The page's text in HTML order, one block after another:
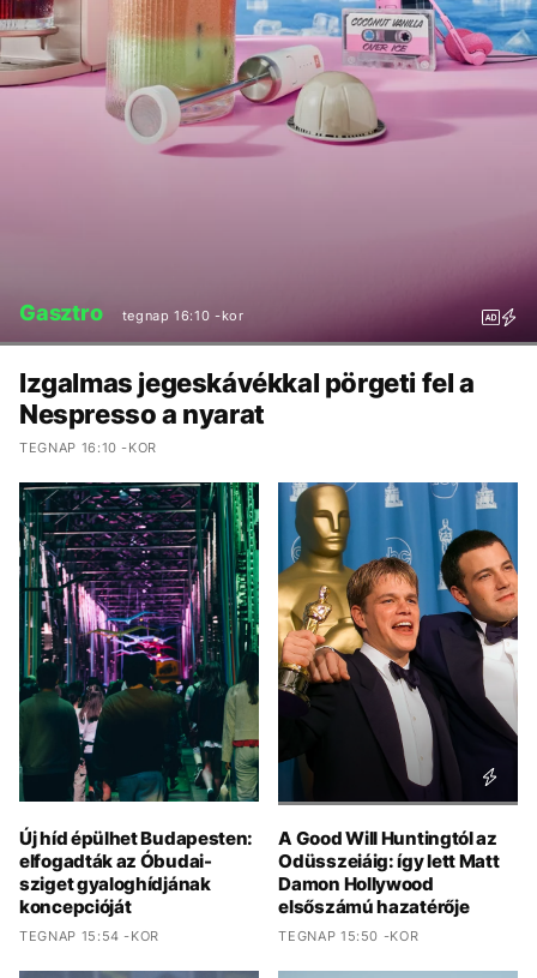
Gasztro tegnap 16:10 -kor
Izgalmas jegeskávékkal pörgeti fel a
Nespresso a nyarat
TEGNAP 16:10 -KOR
Új híd épülhet Budapesten:
elfogadták az Óbudai-
sziget gyaloghídjának
koncepcióját
TEGNAP 15:54 -KOR
A Good Will Huntingtól az
Odüsszeiáig: így lett Matt
Damon Hollywood
elsőszámú hazatérője
TEGNAP 15:50 -KOR